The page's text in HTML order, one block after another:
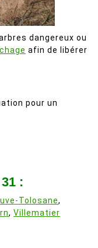
dangereux ou
afin de libérer
pour un
:
Tolosane,
, Villematier